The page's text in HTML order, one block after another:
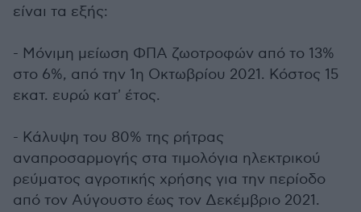
είναι τα εξής:
- Μόνιμη μείωση ΦΠΑ ζωοτροφών από το 13%
στο 6%, από την 1η Οκτωβρίου 2021. Κόστος 15
εκατ. ευρώ κατ' έτος.
- Κάλυψη του 80% της ρήτρας
αναπροσαρμογής στα τιμολόγια ηλεκτρικού
ρεύματος αγροτικής χρήσης για την περίοδο
από τον Αύγουστο έως τον Δεκέμβριο 2021.